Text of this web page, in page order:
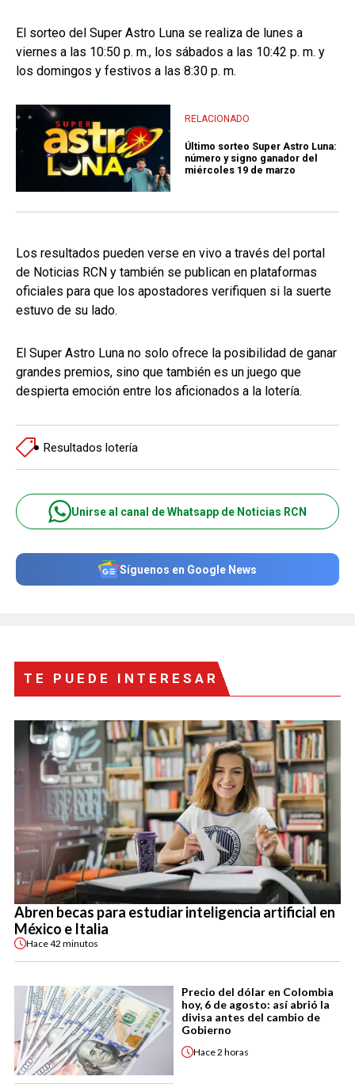
El sorteo del Super Astro Luna se realiza de lunes a
viernes a las 10:50 p. m., los sábados a las 10:42 p. m. y
los domingos y festivos a las 8:30 p. m.
RELACIONADO
Último sorteo Super Astro Luna:
número y signo ganador del
miércoles 19 de marzo
Los resultados pueden verse en vivo a través del portal
de Noticias RCN y también se publican en plataformas
oficiales para que los apostadores verifiquen si la suerte
estuvo de su lado.
El Super Astro Luna no solo ofrece la posibilidad de ganar
grandes premios, sino que también es un juego que
despierta emoción entre los aficionados a la lotería.
Resultados lotería
Unirse al canal de Whatsapp de Noticias RCN
Síguenos en Google News
TE PUEDE INTERESAR
Abren becas para estudiar inteligencia artificial en
México e Italia
Hace42 minutos
Precio del dólar en Colombia
hoy, 6 de agosto: así abrió la
divisa antes del cambio de
Gobierno
Hace2 horas